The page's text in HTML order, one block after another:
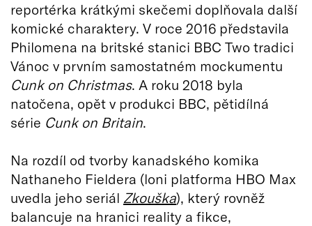
reportérka krátkými skečemi doplňovala další
komické charaktery. V roce 2016 představila
Philomena na britské stanici BBC Two tradici
Vánoc v prvním samostatném mockumentu
Cunk on Christmas. A roku 2018 byla
natočena, opět v produkci BBC, pětidílná
série Cunk on Britain.
Na rozdíl od tvorby kanadského komika
Nathaneho Fieldera (loni platforma HBO Max
uvedla jeho seriál Zkouška), který rovněž
balancuje na hranici reality a fikce,